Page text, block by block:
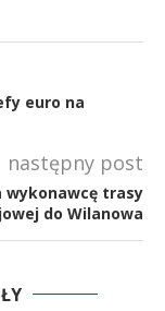
euro na
następny post
wykonawcę trasy
do Wilanowa